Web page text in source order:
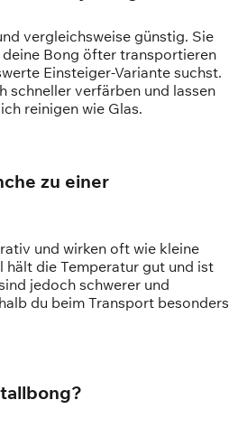
vergleichsweise günstig. Sie
deine Bong öfter transportieren
Einsteiger-Variante suchst.
schneller verfärben und lassen
reinigen wie Glas.
zu einer
und wirken oft wie kleine
hält die Temperatur gut und ist
jedoch schwerer und
du beim Transport besonders